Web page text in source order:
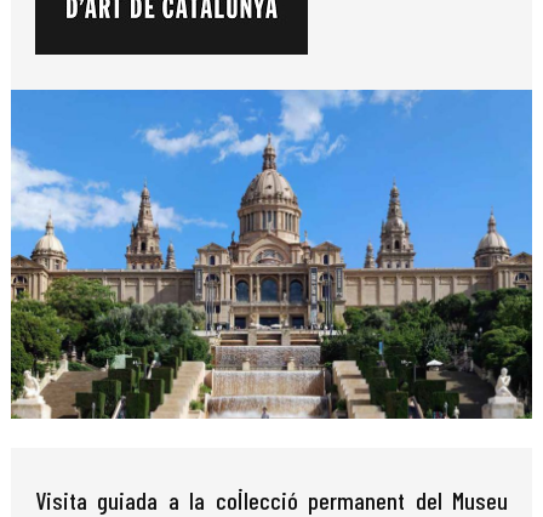
Visita guiada a la col·lecció permanent del Museu